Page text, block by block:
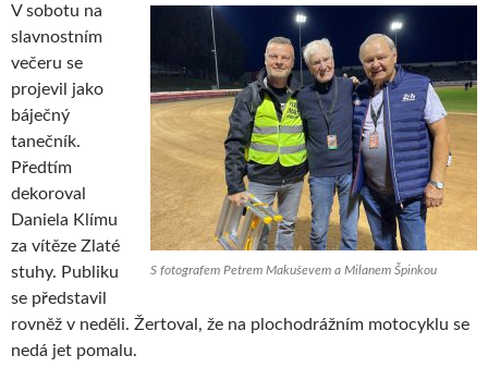
S fotografem Petrem Makuševem a Milanem Špinkou
V sobotu na
slavnostním
večeru se
projevil jako
báječný
tanečník.
Předtím
dekoroval
Daniela Klímu
za vítěze Zlaté
stuhy. Publiku
se představil
rovněž v neděli. Žertoval, že na plochodrážním motocyklu se
nedá jet pomalu.